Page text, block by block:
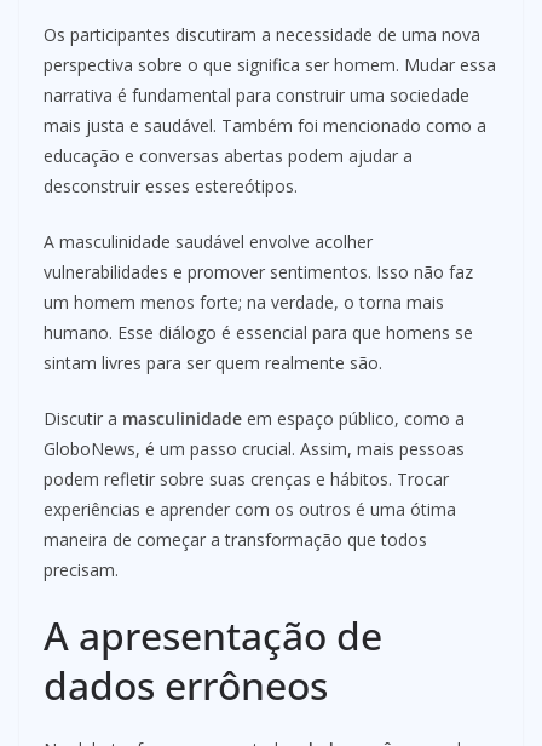
Os participantes discutiram a necessidade de uma nova
perspectiva sobre o que significa ser homem. Mudar essa
narrativa é fundamental para construir uma sociedade
mais justa e saudável. Também foi mencionado como a
educação e conversas abertas podem ajudar a
desconstruir esses estereótipos.
A masculinidade saudável envolve acolher
vulnerabilidades e promover sentimentos. Isso não faz
um homem menos forte; na verdade, o torna mais
humano. Esse diálogo é essencial para que homens se
sintam livres para ser quem realmente são.
Discutir a masculinidade em espaço público, como a
GloboNews, é um passo crucial. Assim, mais pessoas
podem refletir sobre suas crenças e hábitos. Trocar
experiências e aprender com os outros é uma ótima
maneira de começar a transformação que todos
precisam.
A apresentação de
dados errôneos